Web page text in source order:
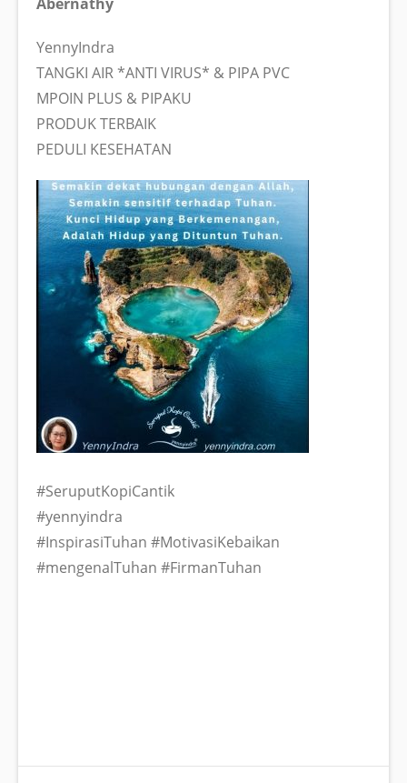
YennyIndra
TANGKI AIR *ANTI VIRUS* & PIPA PVC
MPOIN PLUS & PIPAKU
PRODUK TERBAIK
PEDULI KESEHATAN
#SeruputKopiCantik
#yennyindra
#InspirasiTuhan #MotivasiKebaikan
#mengenalTuhan #FirmanTuhan